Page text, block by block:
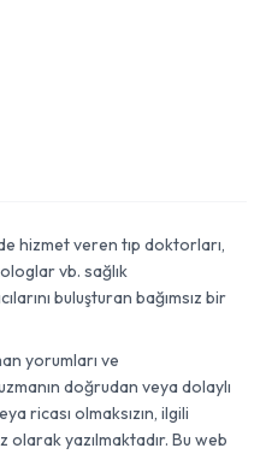
hizmet veren tıp doktorları,
vb. sağlık
buluşturan bağımsız bir
yorumları ve
doğrudan veya dolaylı
ricası olmaksızın, ilgili
olarak yazılmaktadır. Bu web